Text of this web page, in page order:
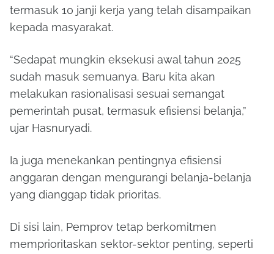
termasuk 10 janji kerja yang telah disampaikan
kepada masyarakat.
“Sedapat mungkin eksekusi awal tahun 2025
sudah masuk semuanya. Baru kita akan
melakukan rasionalisasi sesuai semangat
pemerintah pusat, termasuk efisiensi belanja,”
ujar Hasnuryadi.
Ia juga menekankan pentingnya efisiensi
anggaran dengan mengurangi belanja-belanja
yang dianggap tidak prioritas.
Di sisi lain, Pemprov tetap berkomitmen
memprioritaskan sektor-sektor penting, seperti